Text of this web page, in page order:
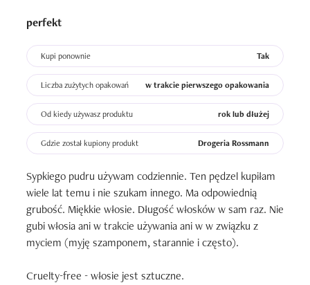
perfekt
Kupi ponownie Tak
Liczba zużytych opakowań w trakcie pierwszego opakowania
Od kiedy używasz produktu rok lub dłużej
Gdzie został kupiony produkt Drogeria Rossmann
Sypkiego pudru używam codziennie. Ten pędzel kupiłam
wiele lat temu i nie szukam innego. Ma odpowiednią
grubość. Miękkie włosie. Długość włosków w sam raz. Nie
gubi włosia ani w trakcie używania ani w w związku z
myciem (myję szamponem, starannie i często).
Cruelty-free - włosie jest sztuczne.